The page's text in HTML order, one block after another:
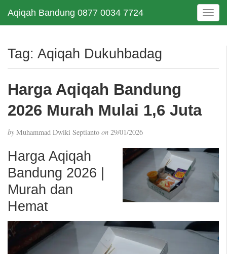
Aqiqah Bandung 0877 0034 7724
T
o
e
t
Tag: Aqiqah Dukuhbadag
Harga Aqiqah Bandung
2026 Murah Mulai 1,6 Juta
by Muhammad Dwiki Septianto on 29/01/2026
Harga Aqiqah
Bandung 2026 |
Murah dan
Hemat